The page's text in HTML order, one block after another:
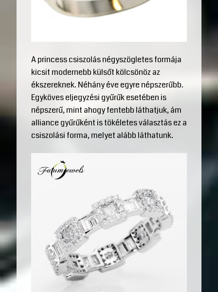
A princess csiszolás négyszögletes formája
kicsit modernebb külsőt kölcsönöz az
ékszereknek. Néhány éve egyre népszerűbb.
Egyköves eljegyzési gyűrűk esetében is
népszerű, mint ahogy fentebb láthatjuk, ám
alliance gyűrűként is tökéletes választás ez a
csiszolási forma, melyet alább láthatunk.